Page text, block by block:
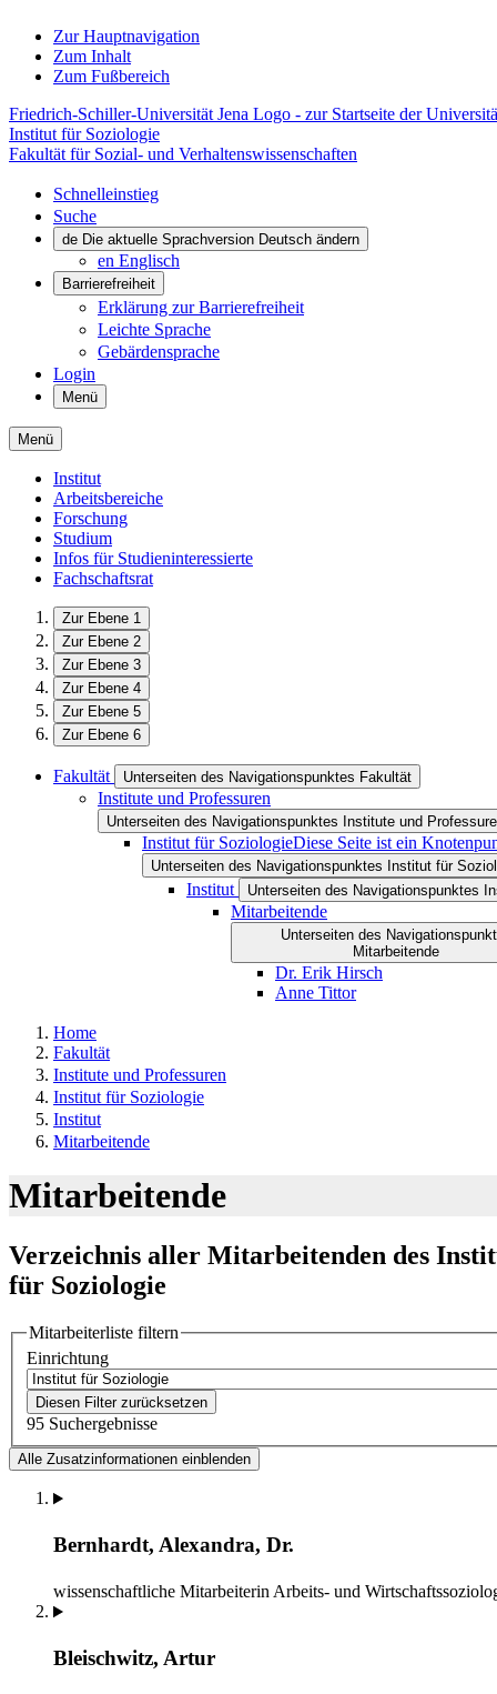
Zur Hauptnavigation
Zum Inhalt
Zum Fußbereich
Friedrich-Schiller-Universität Jena Logo - zur Startseite der
Institut für Soziologie
Fakultät für Sozial- und Verhaltenswissenschaften
Schnelleinstieg
Suche
de Die aktuelle Sprachversion Deutsch ändern
en Englisch
Barrierefreiheit
Erklärung zur Barrierefreiheit
Leichte Sprache
Gebärdensprache
Login
Menü
Menü
Institut
Arbeitsbereiche
Forschung
Studium
Infos für Studieninteressierte
Fachschaftsrat
Zur Ebene 1
Zur Ebene 2
Zur Ebene 3
Zur Ebene 4
Zur Ebene 5
Zur Ebene 6
Fakultät Unterseiten des Navigationspunktes Fakultät
Institute und Professuren
Unterseiten des Navigationspunktes Institute und
Institut für SoziologieDiese Seite ist ein
Unterseiten des Navigationspunktes Institut für
Institut Unterseiten des Navigationspunktes
Mitarbeitende
Unterseiten des
Mitarbeitende
Dr. Erik Hirsch
Anne Tittor
Home
Fakultät
Institute und Professuren
Institut für Soziologie
Institut
Mitarbeitende
Mitarbeitende
Verzeichnis aller Mitarbeitenden des
für Soziologie
Mitarbeiterliste filtern
Einrichtung
Diesen Filter zurücksetzen
95 Suchergebnisse
Alle Zusatzinformationen einblenden
Bernhardt, Alexandra, Dr.
wissenschaftliche Mitarbeiterin Arbeits- und
Bleischwitz, Artur